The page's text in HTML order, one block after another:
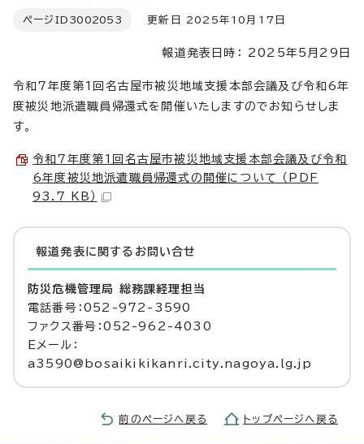
ページID 3002053 更新日 2025年10月17日
報道発表日時： 2025年5月29日
令和7年度第1回名古屋市被災地域支援本部会議及び令和6年
度被災地派遣職員帰還式を開催いたしますのでお知らせしま
す。
令和7年度第1回名古屋市被災地域支援本部会議及び令和
6年度被災地派遣職員帰還式の開催について （PDF
93.7 KB）
報道発表に関するお問い合せ
防災危機管理局 総務課経理担当
電話番号：052-972-3590
ファクス番号：052-962-4030
Eメール：
a3590@bosaikikikanri.city.nagoya.lg.jp
前のページへ戻る トップページへ戻る